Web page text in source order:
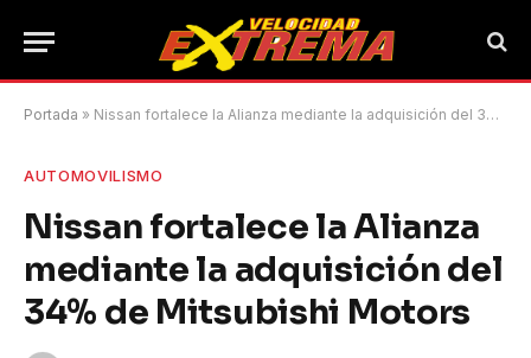
Portada » Nissan fortalece la Alianza mediante la adquisición del 34% de Mitsubishi Motors
AUTOMOVILISMO
Nissan fortalece la Alianza
mediante la adquisición del
34% de Mitsubishi Motors